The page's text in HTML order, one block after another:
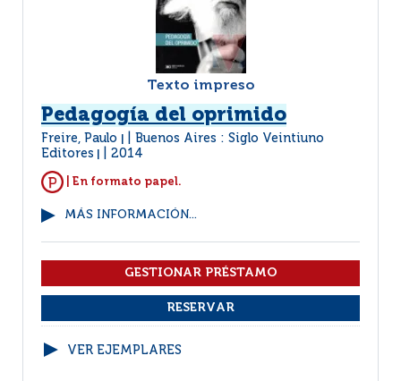
Texto impreso
Pedagogía del oprimido
Freire, Paulo
Buenos Aires : Siglo Veintiuno
Editores
2014
| En formato papel.
MÁS INFORMACIÓN...
VER EJEMPLARES